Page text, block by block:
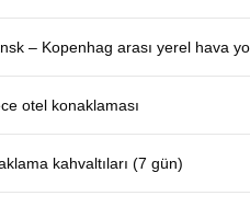
– Kopenhag arası yerel hava
otel konaklaması
kahvaltıları (7 gün)